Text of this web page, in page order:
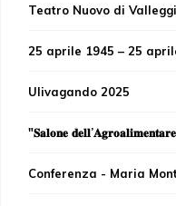
Teatro Nuovo di
25 aprile 1945 – 25
Ulivagando 2025
"𝐒𝐚𝐥𝐨𝐧𝐞
Conferenza - Maria